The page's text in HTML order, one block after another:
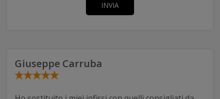
INVIA
Giuseppe Carruba